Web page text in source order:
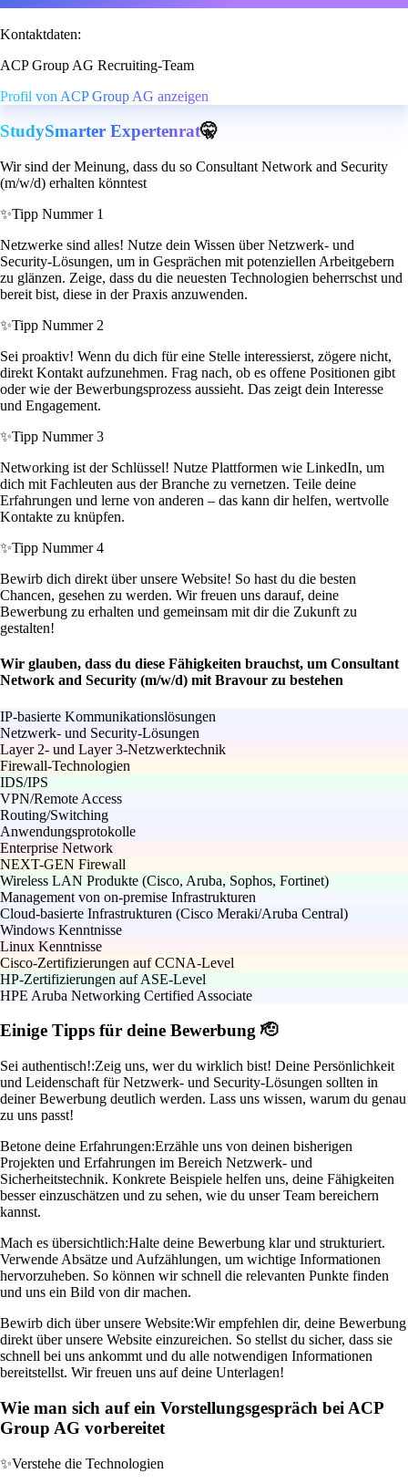
Kontaktdaten:
ACP Group AG Recruiting-Team
Profil von ACP Group AG anzeigen
StudySmarter Expertenrat🤫
Wir sind der Meinung, dass du so Consultant Network and Security
(m/w/d) erhalten könntest
✨Tipp Nummer 1
Netzwerke sind alles! Nutze dein Wissen über Netzwerk- und
Security-Lösungen, um in Gesprächen mit potenziellen Arbeitgebern
zu glänzen. Zeige, dass du die neuesten Technologien beherrschst und
bereit bist, diese in der Praxis anzuwenden.
✨Tipp Nummer 2
Sei proaktiv! Wenn du dich für eine Stelle interessierst, zögere nicht,
direkt Kontakt aufzunehmen. Frag nach, ob es offene Positionen gibt
oder wie der Bewerbungsprozess aussieht. Das zeigt dein Interesse
und Engagement.
✨Tipp Nummer 3
Networking ist der Schlüssel! Nutze Plattformen wie LinkedIn, um
dich mit Fachleuten aus der Branche zu vernetzen. Teile deine
Erfahrungen und lerne von anderen – das kann dir helfen, wertvolle
Kontakte zu knüpfen.
✨Tipp Nummer 4
Bewirb dich direkt über unsere Website! So hast du die besten
Chancen, gesehen zu werden. Wir freuen uns darauf, deine
Bewerbung zu erhalten und gemeinsam mit dir die Zukunft zu
gestalten!
Wir glauben, dass du diese Fähigkeiten brauchst, um Consultant
Network and Security (m/w/d) mit Bravour zu bestehen
IP-basierte Kommunikationslösungen
Netzwerk- und Security-Lösungen
Layer 2- und Layer 3-Netzwerktechnik
Firewall-Technologien
IDS/IPS
VPN/Remote Access
Routing/Switching
Anwendungsprotokolle
Enterprise Network
NEXT-GEN Firewall
Wireless LAN Produkte (Cisco, Aruba, Sophos, Fortinet)
Management von on-premise Infrastrukturen
Cloud-basierte Infrastrukturen (Cisco Meraki/Aruba Central)
Windows Kenntnisse
Linux Kenntnisse
Cisco-Zertifizierungen auf CCNA-Level
HP-Zertifizierungen auf ASE-Level
HPE Aruba Networking Certified Associate
Einige Tipps für deine Bewerbung 🫡
Sei authentisch!:Zeig uns, wer du wirklich bist! Deine Persönlichkeit
und Leidenschaft für Netzwerk- und Security-Lösungen sollten in
deiner Bewerbung deutlich werden. Lass uns wissen, warum du genau
zu uns passt!
Betone deine Erfahrungen:Erzähle uns von deinen bisherigen
Projekten und Erfahrungen im Bereich Netzwerk- und
Sicherheitstechnik. Konkrete Beispiele helfen uns, deine Fähigkeiten
besser einzuschätzen und zu sehen, wie du unser Team bereichern
kannst.
Mach es übersichtlich:Halte deine Bewerbung klar und strukturiert.
Verwende Absätze und Aufzählungen, um wichtige Informationen
hervorzuheben. So können wir schnell die relevanten Punkte finden
und uns ein Bild von dir machen.
Bewirb dich über unsere Website:Wir empfehlen dir, deine Bewerbung
direkt über unsere Website einzureichen. So stellst du sicher, dass sie
schnell bei uns ankommt und du alle notwendigen Informationen
bereitstellst. Wir freuen uns auf deine Unterlagen!
Wie man sich auf ein Vorstellungsgespräch bei ACP
Group AG vorbereitet
✨Verstehe die Technologien